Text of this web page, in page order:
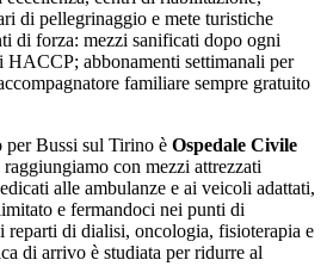
di pellegrinaggio e mete turistiche
di forza: mezzi sanificati dopo ogni
HACCP; abbonamenti settimanali per
familiare sempre gratuito
perBussi sul Tirino è Ospedale Civile
raggiungiamo con mezzi attrezzati
alle ambulanze e ai veicoli adattati,
e fermandoci nei punti di
reparti di dialisi, oncologia, fisioterapia e
di arrivo è studiata per ridurre al